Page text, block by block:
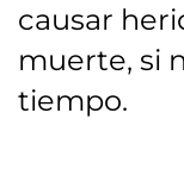
causar
muerte, si
tiempo.